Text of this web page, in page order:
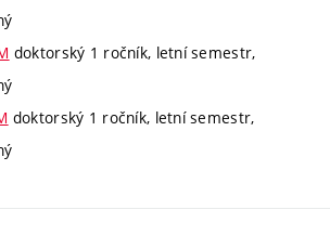
doktorský 1 ročník, letní semestr,
doktorský 1 ročník, letní semestr,